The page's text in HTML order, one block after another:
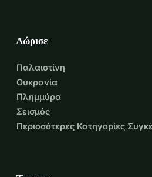
Δώρισε
Παλαιστίνη
Ουκρανία
Πλημμύρα
Σεισμός
Περισσότερες Κατηγορίες